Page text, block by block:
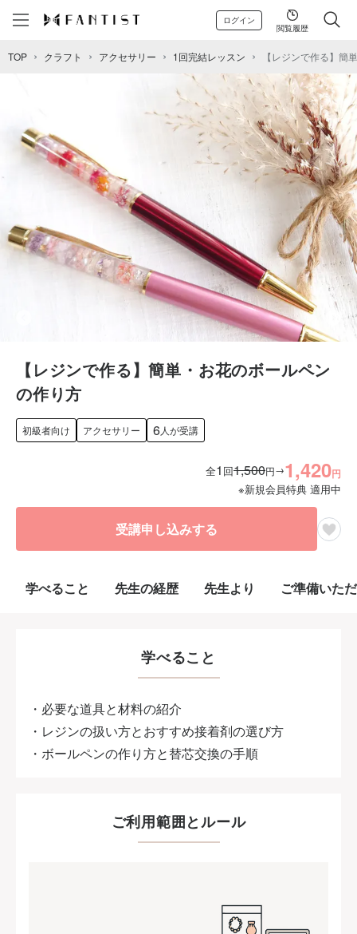
ログイン
閲覧履歴
TOP クラフト アクセサリー 1回完結レッスン 【レジンで作る】簡
【レジンで作る】簡単・お花のボールペン
の作り方
初級者向け アクセサリー 6人が受講
全1 回1,500円→1,420円
※新規会員特典 適用中
受講申し込みする
学べること 先生の経歴 先生より ご準備いた
学べること
・必要な道具と材料の紹介
・レジンの扱い方とおすすめ接着剤の選び方
・ボールペンの作り方と替芯交換の手順
ご利用範囲とルール